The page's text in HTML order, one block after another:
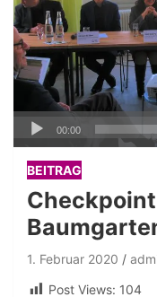
Audio-
00:00
BEITRAG
Checkpoint
1. Februar 2020
Post Views: 104